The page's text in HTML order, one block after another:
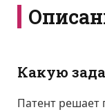
Какую
Патент решает